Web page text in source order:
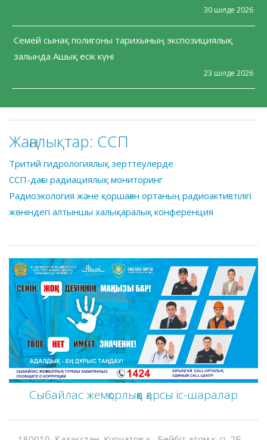
30 шілде 2026
Семей сынақ полигоны тарихының экспозициялық
залында Ашық есік күні
23 шілде 2026
Жаңалықтар: CCП
Тритий гидрологиялық зерттеулерде
ССП-дағы радиациялық мониторинг
Радиоэкология және қоршаған ортаның радиоактивтілігі
жөніндегі алтыншы халықаралық конференция
Сыбайлас жемқорлыққа қарсы іс-шаралар